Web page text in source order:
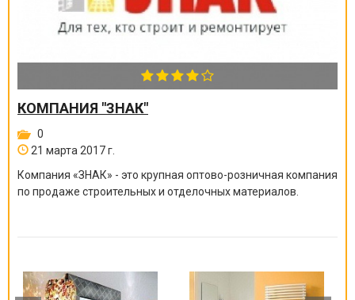
КОМПАНИЯ "ЗНАК"
0
21 марта 2017 г.
Компания «ЗНАК» - это крупная оптово-розничная компания
по продаже строительных и отделочных материалов.